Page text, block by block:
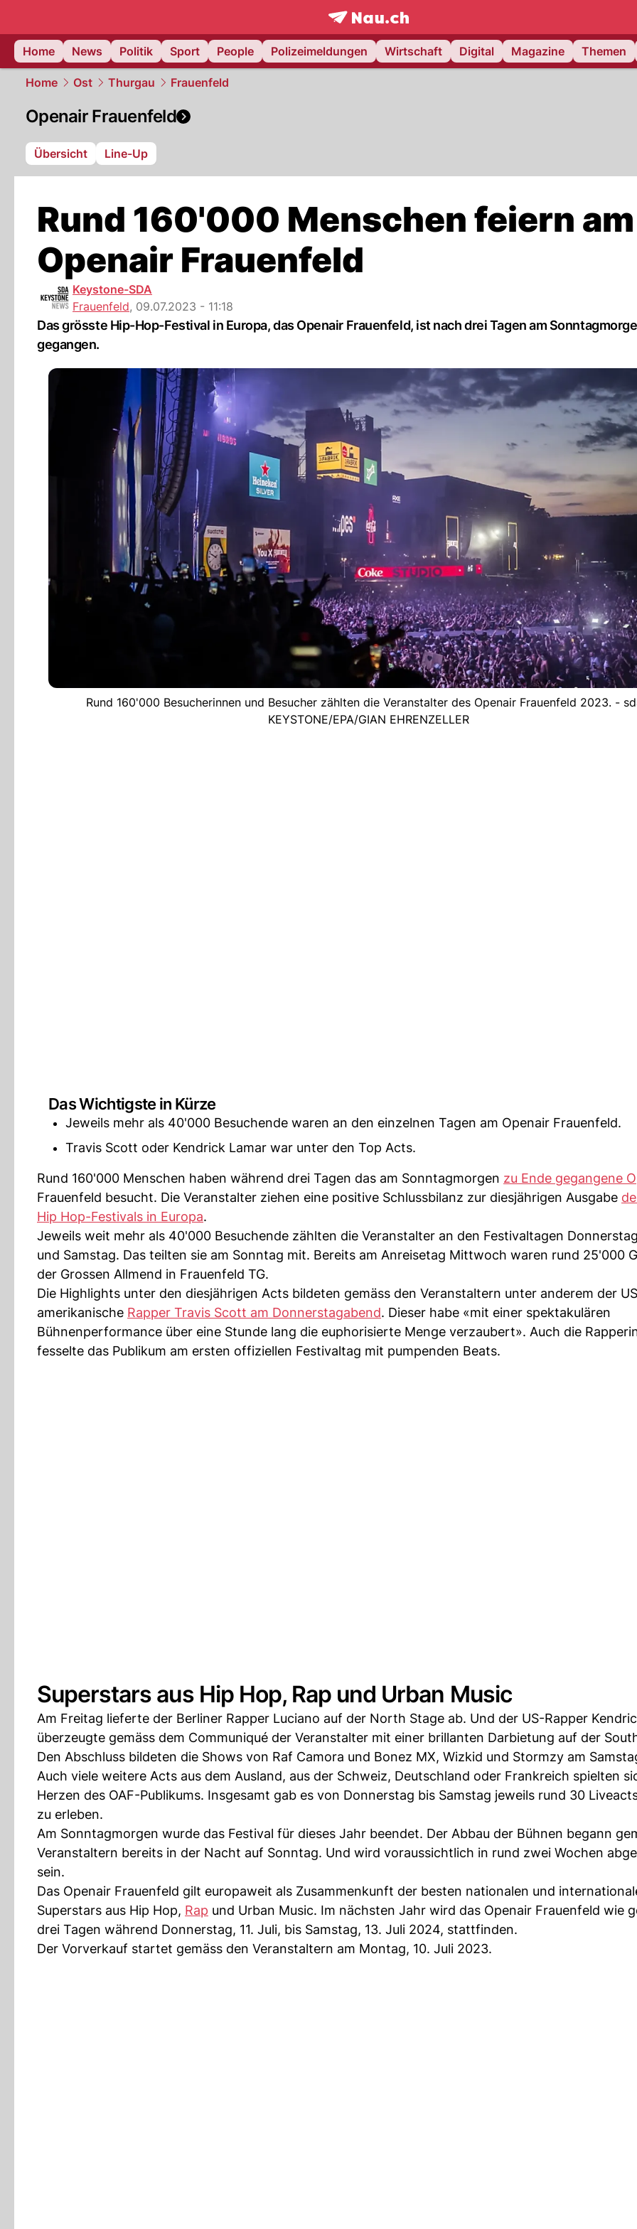
frontpage.NAU.ch
Home
News Politik Sport People Polizeimeldungen Wirtschaft Digital Magazine Themen
Home Ost Thurgau Frauenfeld
Openair Frauenfeld
Übersicht Line-Up
Rund 160'000 Menschen feiern am
Openair Frauenfeld
Keystone-SDA
Frauenfeld, 09.07.2023 - 11:18
Das grösste Hip-Hop-Festival in Europa, das Openair Frauenfeld, ist nach drei Tagen am
gegangen.
Rund 160'000 Besucherinnen und Besucher zählten die Veranstalter des Openair Frauenfeld 2023. -
KEYSTONE/EPA/GIAN EHRENZELLER
Das Wichtigste in Kürze
Jeweils mehr als 40'000 Besuchende waren an den einzelnen Tagen am Openair Frauenfeld.
Travis Scott oder Kendrick Lamar war unter den Top Acts.
Rund 160'000 Menschen haben während drei Tagen das am Sonntagmorgen zu Ende gegangene
Frauenfeld besucht. Die Veranstalter ziehen eine positive Schlussbilanz zur diesjährigen Ausgabe
Hip Hop-Festivals in Europa.
Jeweils weit mehr als 40'000 Besuchende zählten die Veranstalter an den Festivaltagen
und Samstag. Das teilten sie am Sonntag mit. Bereits am Anreisetag Mittwoch waren rund 25'000
der Grossen Allmend in Frauenfeld TG.
Die Highlights unter den diesjährigen Acts bildeten gemäss den Veranstaltern unter anderem der
amerikanische Rapper Travis Scott am Donnerstagabend. Dieser habe «mit einer spektakulären
Bühnenperformance über eine Stunde lang die euphorisierte Menge verzaubert». Auch die
fesselte das Publikum am ersten offiziellen Festivaltag mit pumpenden Beats.
Superstars aus Hip Hop, Rap und Urban Music
Am Freitag lieferte der Berliner Rapper Luciano auf der North Stage ab. Und der US-Rapper
überzeugte gemäss dem Communiqué der Veranstalter mit einer brillanten Darbietung auf der
Den Abschluss bildeten die Shows von Raf Camora und Bonez MX, Wizkid und Stormzy am
Auch viele weitere Acts aus dem Ausland, aus der Schweiz, Deutschland oder Frankreich spielten
Herzen des OAF-Publikums. Insgesamt gab es von Donnerstag bis Samstag jeweils rund 30
zu erleben.
Am Sonntagmorgen wurde das Festival für dieses Jahr beendet. Der Abbau der Bühnen begann
Veranstaltern bereits in der Nacht auf Sonntag. Und wird voraussichtlich in rund zwei Wochen
sein.
Das Openair Frauenfeld gilt europaweit als Zusammenkunft der besten nationalen und
Superstars aus Hip Hop, Rap und Urban Music. Im nächsten Jahr wird das Openair Frauenfeld wie
drei Tagen während Donnerstag, 11. Juli, bis Samstag, 13. Juli 2024, stattfinden.
Der Vorverkauf startet gemäss den Veranstaltern am Montag, 10. Juli 2023.